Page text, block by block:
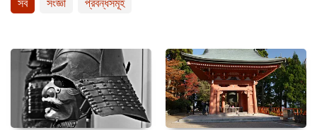
সব সংজ্ঞা প্রবন্ধসমূহ